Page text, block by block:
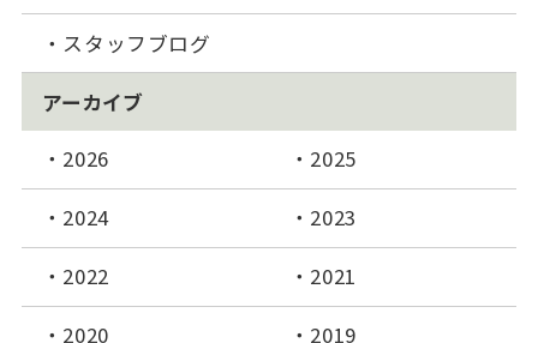
スタッフブログ
アーカイブ
2026
2025
2024 2023
2022 2021
2020 2019